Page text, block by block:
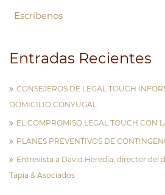
Escríbenos
Entradas Recientes
CONSEJEROS DE LEGAL TOUCH
DOMICILIO CONYUGAL
EL COMPROMISO LEGAL TOUCH CON
PLANES PREVENTIVOS DE
Entrevista a David Heredia, director del
Tapia & Asociados